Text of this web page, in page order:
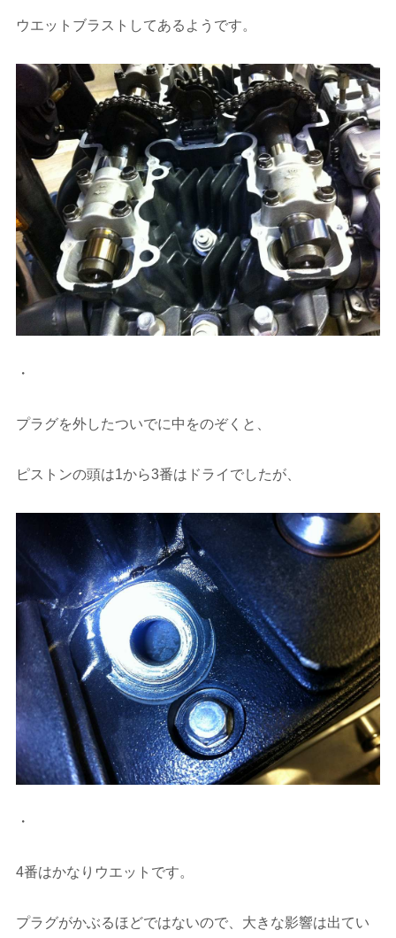
ウエットブラストしてあるようです。
・
プラグを外したついでに中をのぞくと、
ピストンの頭は1から3番はドライでしたが、
・
4番はかなりウエットです。
プラグがかぶるほどではないので、大きな影響は出てい